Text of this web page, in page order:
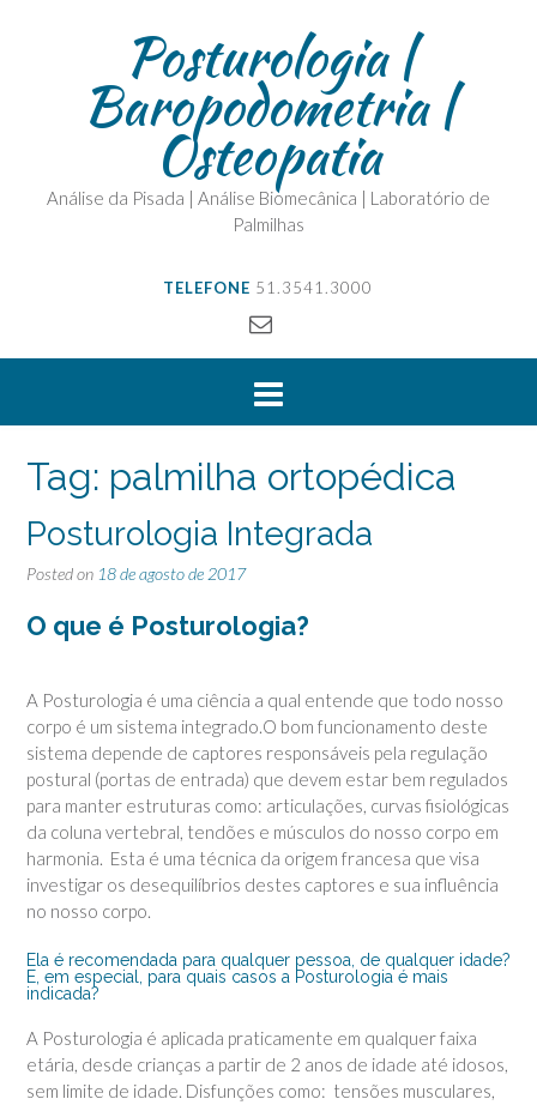
Posturologia |
Baropodometria |
Osteopatia
Análise da Pisada | Análise Biomecânica | Laboratório de
Palmilhas
TELEFONE 51.3541.3000
Tag: palmilha ortopédica
Posturologia Integrada
Posted on 18 de agosto de 2017
O que é Posturologia?
A Posturologia é uma ciência a qual entende que todo nosso
corpo é um sistema integrado.O bom funcionamento deste
sistema depende de captores responsáveis pela regulação
postural (portas de entrada) que devem estar bem regulados
para manter estruturas como: articulações, curvas fisiológicas
da coluna vertebral, tendões e músculos do nosso corpo em
harmonia. Esta é uma técnica da origem francesa que visa
investigar os desequilíbrios destes captores e sua influência
no nosso corpo.
Ela é recomendada para qualquer pessoa, de qualquer idade?
E, em especial, para quais casos a Posturologia é mais
indicada?
A Posturologia é aplicada praticamente em qualquer faixa
etária, desde crianças a partir de 2 anos de idade até idosos,
sem limite de idade. Disfunções como: tensões musculares,